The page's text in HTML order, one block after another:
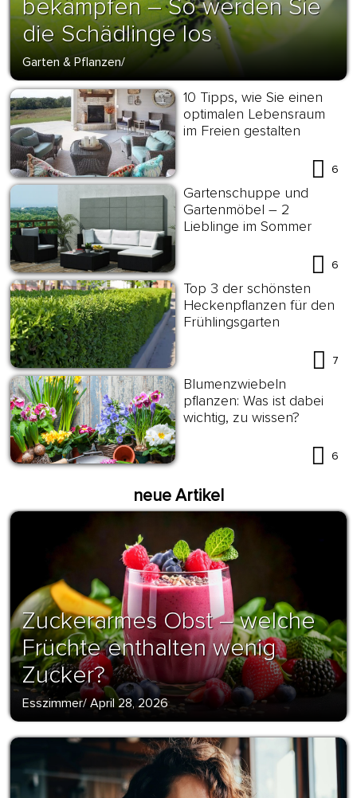
bekämpfen – So werden Sie
die Schädlinge los
Garten & Pflanzen/
10 Tipps, wie Sie einen
optimalen Lebensraum
im Freien gestalten
6
Gartenschuppe und
Gartenmöbel – 2
Lieblinge im Sommer
6
Top 3 der schönsten
Heckenpflanzen für den
Frühlingsgarten
7
Blumenzwiebeln
pflanzen: Was ist dabei
wichtig, zu wissen?
6
neue Artikel
Zuckerarmes Obst – welche
Früchte enthalten wenig
Zucker?
Esszimmer/April 28, 2026